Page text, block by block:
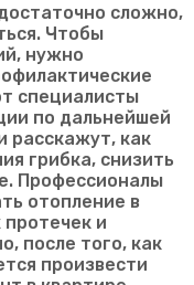
сложно,
Чтобы
нужно
специалисты
по дальнейшей
расскажут, как
грибка, снизить
Профессионалы
отопление в
и
после того, как
произвести